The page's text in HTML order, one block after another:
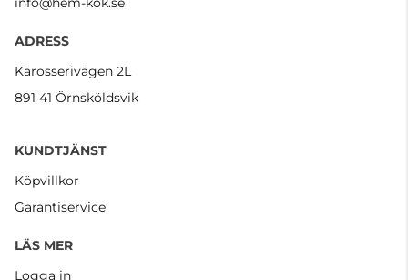
ADRESS
Karosserivägen 2L
891 41 Örnsköldsvik
KUNDTJÄNST
Köpvillkor
Garantiservice
LÄS MER
Logga in